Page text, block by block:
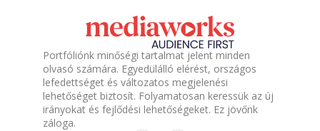
Portfóliónk minőségi tartalmat jelent minden
olvasó számára. Egyedülálló elérést, országos
lefedettséget és változatos megjelenési
lehetőséget biztosít. Folyamatosan keressük az új
irányokat és fejlődési lehetőségeket. Ez jövőnk
záloga.